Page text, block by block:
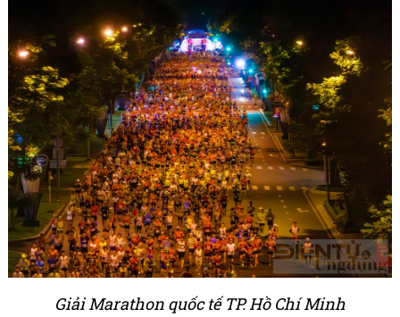
Giải Marathon quốc tế TP. Hồ Chí Minh